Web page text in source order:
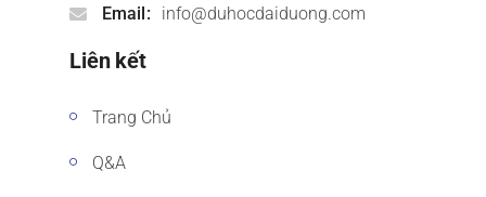
Email info@duhocdaiduong.com
Liên kết
Trang Chủ
Q&A